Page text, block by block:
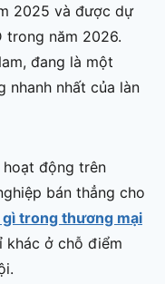
2025 và được dự
trong năm 2026.
đang là một
nhanh nhất của làn
động trên
bán thẳng cho
gì trong thương mại
khác ở chỗ điểm